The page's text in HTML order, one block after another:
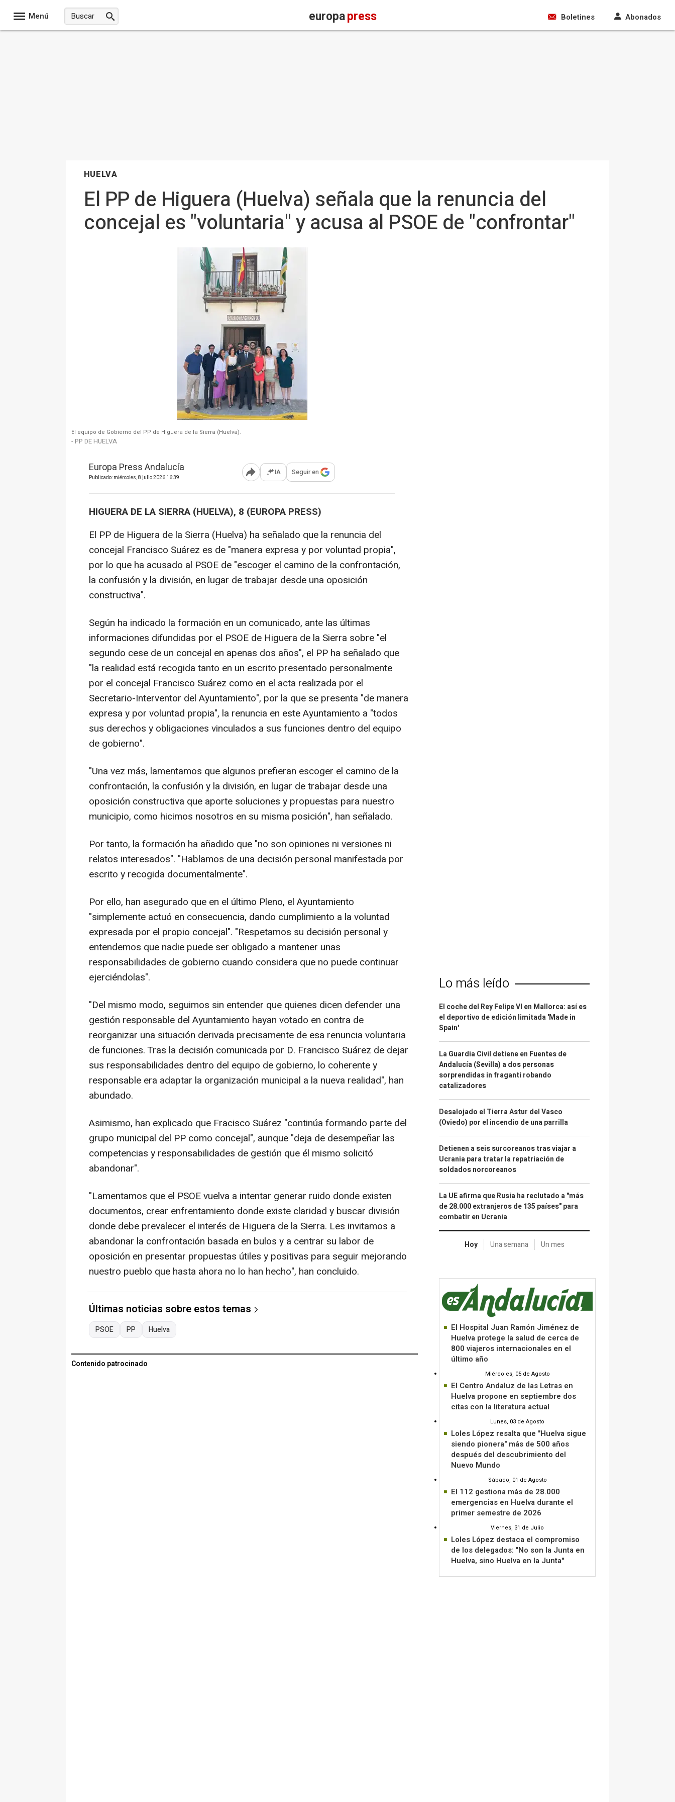
Menú europapress Boletines Abonados
HUELVA
El PP de Higuera (Huelva) señala que la renuncia del
concejal es "voluntaria" y acusa al PSOE de "confrontar"
El equipo de Gobierno del PP de Higuera de la Sierra (Huelva).
- PP DE HUELVA
Europa Press Andalucía
Publicado: miércoles, 8 julio 2026 16:39 Abrir opciones para compartir
IA Seguir en
HIGUERA DE LA SIERRA (HUELVA), 8 (EUROPA PRESS)
El PP de Higuera de la Sierra (Huelva) ha señalado que la renuncia del
concejal Francisco Suárez es de "manera expresa y por voluntad propia",
por lo que ha acusado al PSOE de "escoger el camino de la confrontación,
la confusión y la división, en lugar de trabajar desde una oposición
constructiva".
Según ha indicado la formación en un comunicado, ante las últimas
informaciones difundidas por el PSOE de Higuera de la Sierra sobre "el
segundo cese de un concejal en apenas dos años", el PP ha señalado que
"la realidad está recogida tanto en un escrito presentado personalmente
por el concejal Francisco Suárez como en el acta realizada por el
Secretario-Interventor del Ayuntamiento", por la que se presenta "de manera
expresa y por voluntad propia", la renuncia en este Ayuntamiento a "todos
sus derechos y obligaciones vinculados a sus funciones dentro del equipo
de gobierno".
"Una vez más, lamentamos que algunos prefieran escoger el camino de la
confrontación, la confusión y la división, en lugar de trabajar desde una
oposición constructiva que aporte soluciones y propuestas para nuestro
municipio, como hicimos nosotros en su misma posición", han señalado.
Por tanto, la formación ha añadido que "no son opiniones ni versiones ni
relatos interesados". "Hablamos de una decisión personal manifestada por
escrito y recogida documentalmente".
Por ello, han asegurado que en el último Pleno, el Ayuntamiento
"simplemente actuó en consecuencia, dando cumplimiento a la voluntad
expresada por el propio concejal". "Respetamos su decisión personal y
entendemos que nadie puede ser obligado a mantener unas
responsabilidades de gobierno cuando considera que no puede continuar
ejerciéndolas".
"Del mismo modo, seguimos sin entender que quienes dicen defender una
gestión responsable del Ayuntamiento hayan votado en contra de
reorganizar una situación derivada precisamente de esa renuncia voluntaria
de funciones. Tras la decisión comunicada por D. Francisco Suárez de dejar
sus responsabilidades dentro del equipo de gobierno, lo coherente y
responsable era adaptar la organización municipal a la nueva realidad", han
abundado.
Asimismo, han explicado que Fracisco Suárez "continúa formando parte del
grupo municipal del PP como concejal", aunque "deja de desempeñar las
competencias y responsabilidades de gestión que él mismo solicitó
abandonar".
"Lamentamos que el PSOE vuelva a intentar generar ruido donde existen
documentos, crear enfrentamiento donde existe claridad y buscar división
donde debe prevalecer el interés de Higuera de la Sierra. Les invitamos a
abandonar la confrontación basada en bulos y a centrar su labor de
oposición en presentar propuestas útiles y positivas para seguir mejorando
nuestro pueblo que hasta ahora no lo han hecho", han concluido.
Últimas noticias sobre estos temas
PSOE PP Huelva
Contenido patrocinado
Lo más leído
El coche del Rey Felipe VI en Mallorca: así es
el deportivo de edición limitada 'Made in
Spain'
La Guardia Civil detiene en Fuentes de
Andalucía (Sevilla) a dos personas
sorprendidas in fraganti robando
catalizadores
Desalojado el Tierra Astur del Vasco
(Oviedo) por el incendio de una parrilla
Detienen a seis surcoreanos tras viajar a
Ucrania para tratar la repatriación de
soldados norcoreanos
La UE afirma que Rusia ha reclutado a "más
de 28.000 extranjeros de 135 países" para
combatir en Ucrania
Hoy Una semana Un mes
El Hospital Juan Ramón Jiménez de
Huelva protege la salud de cerca de
800 viajeros internacionales en el
último año
Miércoles, 05 de Agosto
El Centro Andaluz de las Letras en
Huelva propone en septiembre dos
citas con la literatura actual
Lunes, 03 de Agosto
Loles López resalta que "Huelva sigue
siendo pionera" más de 500 años
después del descubrimiento del
Nuevo Mundo
Sábado, 01 de Agosto
El 112 gestiona más de 28.000
emergencias en Huelva durante el
primer semestre de 2026
Viernes, 31 de Julio
Loles López destaca el compromiso
de los delegados: "No son la Junta en
Huelva, sino Huelva en la Junta"